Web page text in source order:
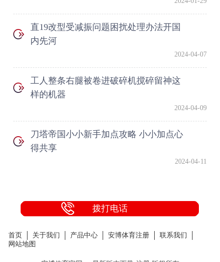
直19改型受减振问题困扰处理办法开国
内先河
2024-04-07
工人整条右腿被卷进破碎机搅碎留神这
样的机器
2024-04-09
刀塔帝国小小新手加点攻略 小小加点心
得共享
2024-04-11
拨打电话
首页 关于我们 产品中心 安博体育注册
联系我们
网站地图